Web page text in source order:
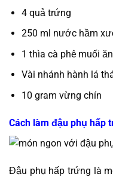
4 quả trứng
250 ml nước hầm
1 thìa cà phê muối
Vài nhánh hành lá
10 gram vừng chín
Cách làm đậu phụ hấp
Đậu phụ hấp trứng là